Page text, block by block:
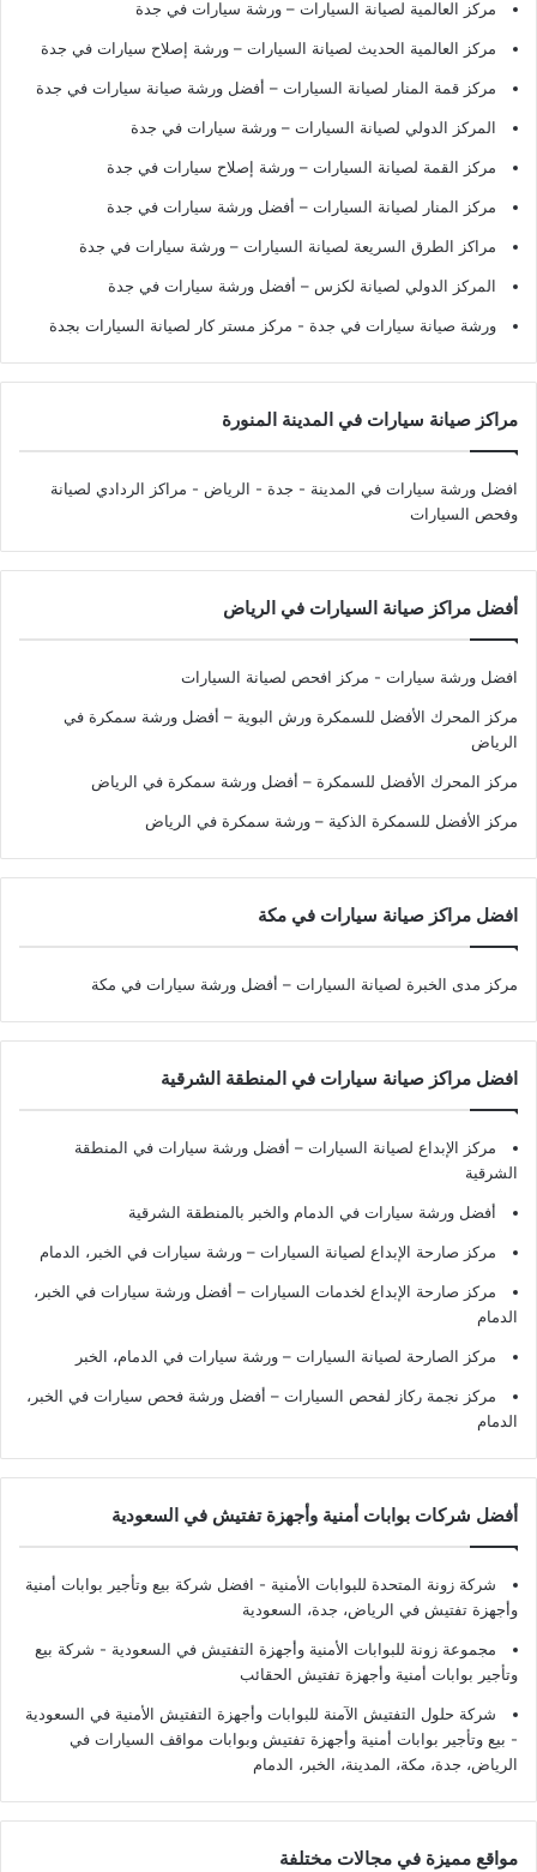
مركز العالمية لصيانة السيارات – ورشة سيارات في جدة
مركز العالمية الحديث لصيانة السيارات – ورشة إصلاح سيارات في جدة
مركز قمة المنار لصيانة السيارات – أفضل ورشة صيانة سيارات في جدة
المركز الدولي لصيانة السيارات – ورشة سيارات في جدة
مركز القمة لصيانة السيارات – ورشة إصلاح سيارات في جدة
مركز المنار لصيانة السيارات – أفضل ورشة سيارات في جدة
مراكز الطرق السريعة لصيانة السيارات – ورشة سيارات في جدة
المركز الدولي لصيانة لكزس – أفضل ورشة سيارات في جدة
ورشة صيانة سيارات في جدة - مركز مستر كار لصيانة السيارات بجدة
مراكز صيانة سيارات في المدينة المنورة
افضل ورشة سيارات في المدينة - جدة - الرياض - مراكز الردادي لصيانة
وفحص السيارات
أفضل مراكز صيانة السيارات في الرياض
افضل ورشة سيارات - مركز افحص لصيانة السيارات
مركز المحرك الأفضل للسمكرة ورش البوية – أفضل ورشة سمكرة في
الرياض
مركز المحرك الأفضل للسمكرة – أفضل ورشة سمكرة في الرياض
مركز الأفضل للسمكرة الذكية – ورشة سمكرة في الرياض
افضل مراكز صيانة سيارات في مكة
مركز مدى الخبرة لصيانة السيارات – أفضل ورشة سيارات في مكة
افضل مراكز صيانة سيارات في المنطقة الشرقية
مركز الإبداع لصيانة السيارات – أفضل ورشة سيارات في المنطقة
الشرقية
أفضل ورشة سيارات في الدمام والخبر بالمنطقة الشرقية
مركز صارحة الإبداع لصيانة السيارات – ورشة سيارات في الخبر، الدمام
مركز صارحة الإبداع لخدمات السيارات – أفضل ورشة سيارات في الخبر،
الدمام
مركز الصارحة لصيانة السيارات – ورشة سيارات في الدمام، الخبر
مركز نجمة ركاز لفحص السيارات – أفضل ورشة فحص سيارات في الخبر،
الدمام
أفضل شركات بوابات أمنية وأجهزة تفتيش في السعودية
شركة زونة المتحدة للبوابات الأمنية - افضل شركة بيع وتأجير بوابات أمنية
وأجهزة تفتيش في الرياض، جدة، السعودية
مجموعة زونة للبوابات الأمنية وأجهزة التفتيش في السعودية - شركة بيع
وتأجير بوابات أمنية وأجهزة تفتيش الحقائب
شركة حلول التفتيش الآمنة للبوابات وأجهزة التفتيش الأمنية في السعودية
- بيع وتأجير بوابات أمنية وأجهزة تفتيش وبوابات مواقف السيارات في
الرياض، جدة، مكة، المدينة، الخبر، الدمام
مواقع مميزة في مجالات مختلفة